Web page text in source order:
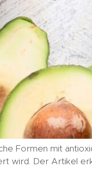
Formen mit
wird. Der Artikel